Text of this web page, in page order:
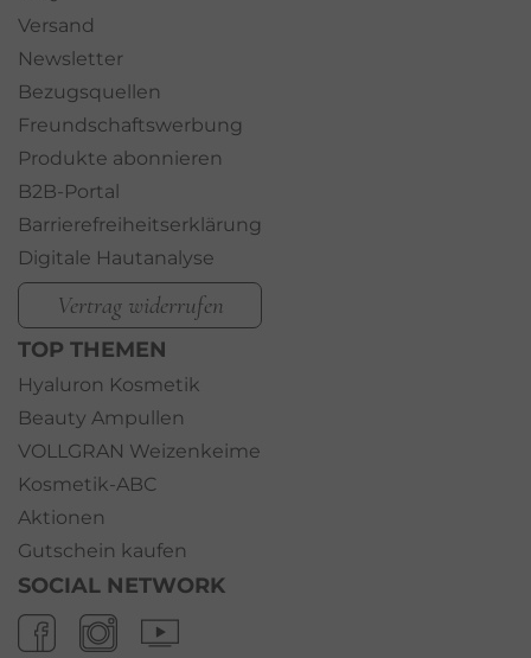
Versand
Newsletter
Bezugsquellen
Freundschaftswerbung
Produkte abonnieren
B2B-Portal
Barrierefreiheitserklärung
Digitale Hautanalyse
Vertrag widerrufen
TOP THEMEN
Hyaluron Kosmetik
Beauty Ampullen
VOLLGRAN Weizenkeime
Kosmetik-ABC
Aktionen
Gutschein kaufen
SOCIAL NETWORK